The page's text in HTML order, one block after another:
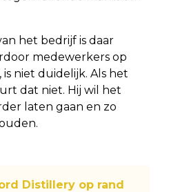
het bedrijf is daar
medewerkers op
niet duidelijk. Als het
dat niet. Hij wil het
laten gaan en zo
Distillery op rand